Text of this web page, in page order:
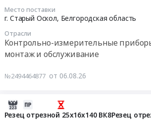
Место поставки
г. Старый Оскол, Белгородская область
Отрасли
Контрольно-измерительные
монтаж и обслуживание
№2494464877 от 06.08.26
Резец отрезной 25х16х140 ВК8Резец